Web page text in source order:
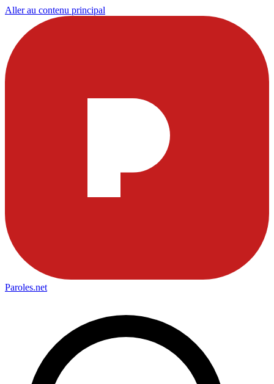
Aller au contenu principal
Paroles.net